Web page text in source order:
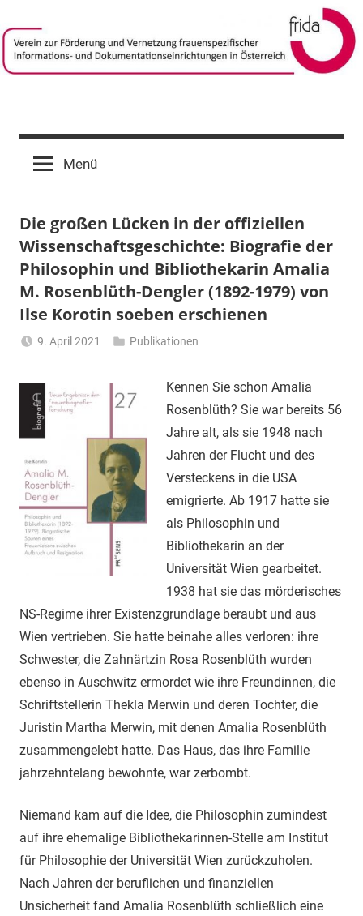
Inhalt
springen
frida-
verein
Förderung
frauenspezifischer
Informations-
und
Dokumentationseinrichtungen
in
Österreich
Menü
Die großen Lücken in der offiziellen
Wissenschaftsgeschichte: Biografie der
Philosophin und Bibliothekarin Amalia
M. Rosenblüth-Dengler (1892-1979) von
Ilse Korotin soeben erschienen
9. April 2021
Gerhalter
Publikationen
Kennen Sie schon Amalia
Rosenblüth? Sie war bereits 56
Jahre alt, als sie 1948 nach
Jahren der Flucht und des
Versteckens in die USA
emigrierte. Ab 1917 hatte sie
als Philosophin und
Bibliothekarin an der
Universität Wien gearbeitet.
1938 hat sie das mörderisches
NS-Regime ihrer Existenzgrundlage beraubt und aus
Wien vertrieben. Sie hatte beinahe alles verloren: ihre
Schwester, die Zahnärtzin Rosa Rosenblüth wurden
ebenso in Auschwitz ermordet wie ihre Freundinnen, die
Schriftstellerin Thekla Merwin und deren Tochter, die
Juristin Martha Merwin, mit denen Amalia Rosenblüth
zusammengelebt hatte. Das Haus, das ihre Familie
jahrzehntelang bewohnte, war zerbombt.
Niemand kam auf die Idee, die Philosophin zumindest
auf ihre ehemalige Bibliothekarinnen-Stelle am Institut
für Philosophie der Universität Wien zurückzuholen.
Nach Jahren der beruflichen und finanziellen
Unsicherheit fand Amalia Rosenblüth schließlich eine